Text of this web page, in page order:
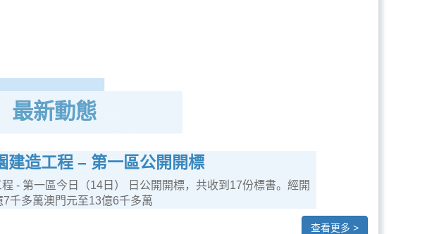
最新動態
建造工程 – 第一區公開開標
- 第一區今日（14日） 日公開開標，共收到17份標書。經開
千多萬澳門元至13億6千多萬
查看更多 >